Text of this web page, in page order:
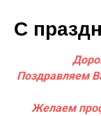
С
Поздравляем
Желаем